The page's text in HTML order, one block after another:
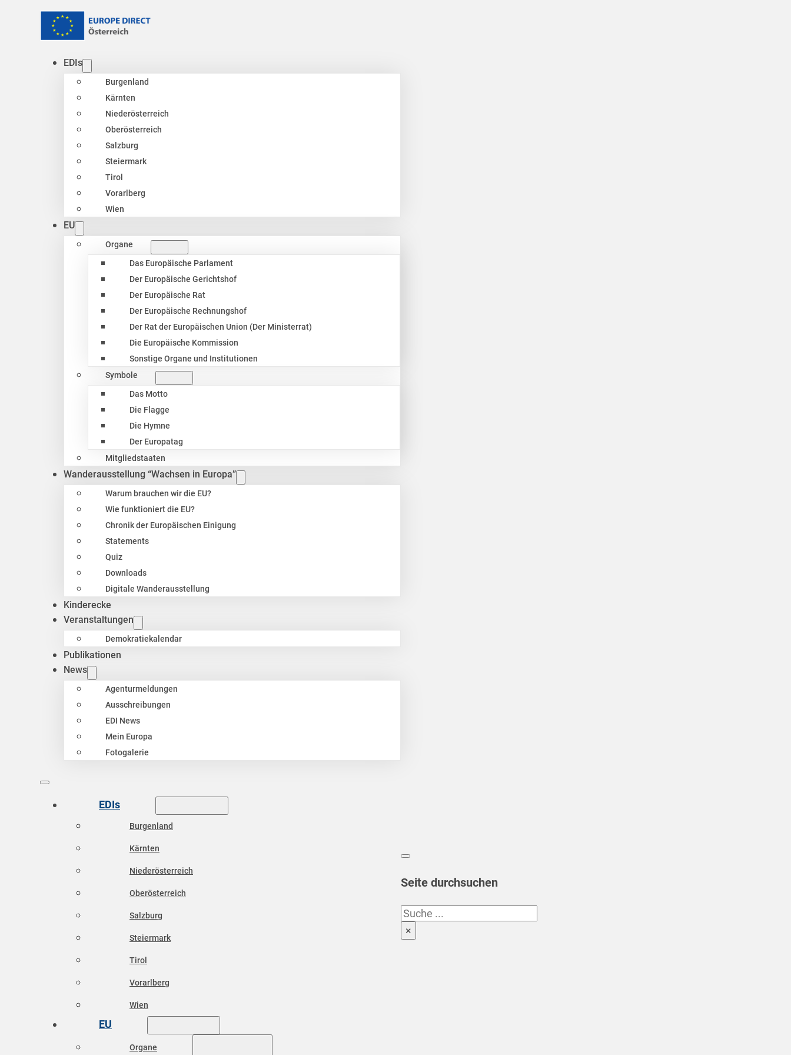
EDIs
Burgenland
Kärnten
Niederösterreich
Oberösterreich
Salzburg
Steiermark
Tirol
Vorarlberg
Wien
EU
Organe
Das Europäische Parlament
Der Europäische Gerichtshof
Der Europäische Rat
Der Europäische Rechnungshof
Der Rat der Europäischen Union (Der Ministerrat)
Die Europäische Kommission
Sonstige Organe und Institutionen
Symbole
Das Motto
Die Flagge
Die Hymne
Der Europatag
Mitgliedstaaten
Wanderausstellung “Wachsen in Europa”
Warum brauchen wir die EU?
Wie funktioniert die EU?
Chronik der Europäischen Einigung
Statements
Quiz
Downloads
Digitale Wanderausstellung
Kinderecke
Veranstaltungen
Demokratiekalendar
Publikationen
News
Agenturmeldungen
Ausschreibungen
EDI News
Mein Europa
Fotogalerie
EDIs
Burgenland
Kärnten
Niederösterreich
Oberösterreich
Salzburg
Steiermark
Tirol
Vorarlberg
Wien
EU
Organe
Seite durchsuchen
Suchen
×